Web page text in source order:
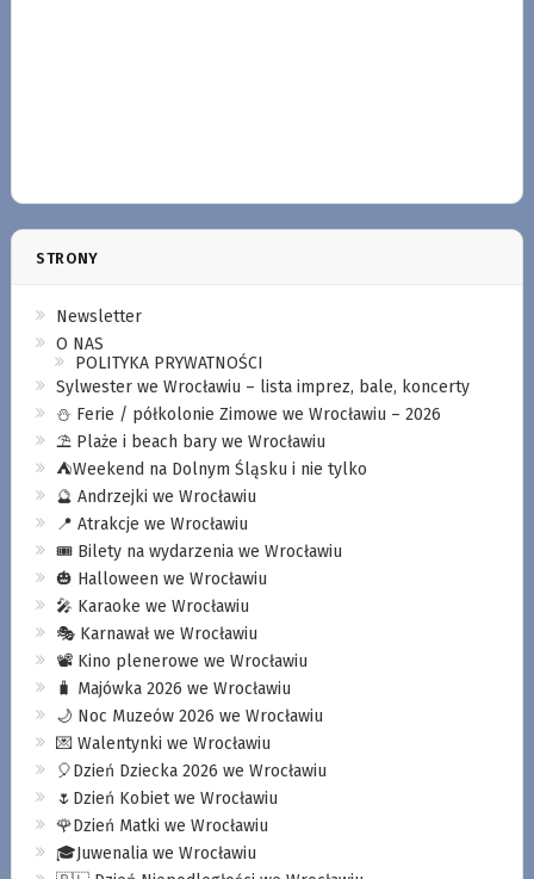
STRONY
Newsletter
O NAS
POLITYKA PRYWATNOŚCI
Sylwester we Wrocławiu – lista imprez, bale, koncerty
⛄️ Ferie / półkolonie Zimowe we Wrocławiu – 2026
⛱️ Plaże i beach bary we Wrocławiu
⛺️Weekend na Dolnym Śląsku i nie tylko
🔮 Andrzejki we Wrocławiu
📍 Atrakcje we Wrocławiu
🎟️ Bilety na wydarzenia we Wrocławiu
🎃 Halloween we Wrocławiu
🎤 Karaoke we Wrocławiu
🎭 Karnawał we Wrocławiu
📽️ Kino plenerowe we Wrocławiu
🧳 Majówka 2026 we Wrocławiu
🌙 Noc Muzeów 2026 we Wrocławiu
💌 Walentynki we Wrocławiu
🎈Dzień Dziecka 2026 we Wrocławiu
🌷Dzień Kobiet we Wrocławiu
🌹Dzień Matki we Wrocławiu
🎓Juwenalia we Wrocławiu